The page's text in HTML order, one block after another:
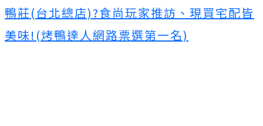
鴨莊(台北總店)?食尚玩家推訪、現買宅配皆
美味!(烤鴨達人網路票選第一名)